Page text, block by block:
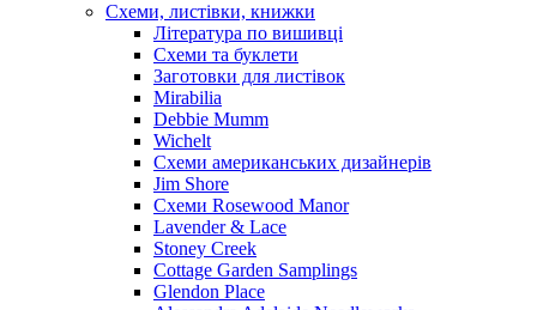
Схеми, листівки, книжки
Література по вишивці
Схеми та буклети
Заготовки для листівок
Mirabilia
Debbie Mumm
Wichelt
Схеми американських дизайнерів
Jim Shore
Cхеми Rosewood Manor
Lavender & Lace
Stoney Creek
Cottage Garden Samplings
Glendon Place